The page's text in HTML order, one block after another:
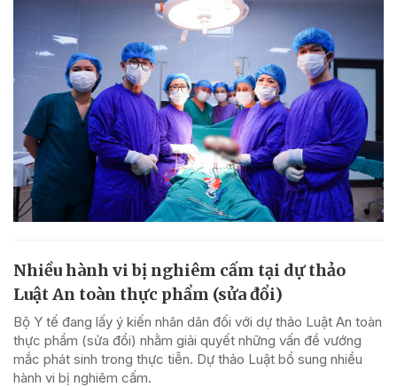
Nhiều hành vi bị nghiêm cấm tại dự thảo
Luật An toàn thực phẩm (sửa đổi)
Bộ Y tế đang lấy ý kiến nhân dân đối với dự thảo Luật An toàn
thực phẩm (sửa đổi) nhằm giải quyết những vấn đề vướng
mắc phát sinh trong thực tiễn. Dự thảo Luật bổ sung nhiều
hành vi bị nghiêm cấm.